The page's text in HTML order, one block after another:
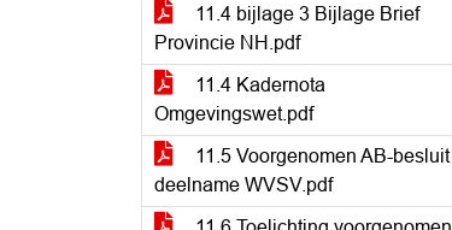
11.4 bijlage 3 Bijlage Brief
Provincie NH.pdf
11.4 Kadernota
Omgevingswet.pdf
11.5 Voorgenomen AB-besluit
deelname WVSV.pdf